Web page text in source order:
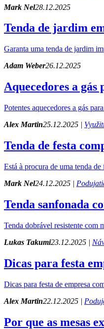
Mark Nel28.12.2025
Tenda de jardim
Garanta uma tenda de jardim
Adam Weber26.12.2025
Aquecedores a gás
Potentes aquecedores a gás
Alex Martin25.12.2025 |
Tenda de festa
Está à procura de uma tenda
Mark Nel24.12.2025 |
Tenda sanfonada
Tenda dobrável resistente com
Lukas Takumi23.12.2025 |
Dicas para festa
Dicas para festa de empresa
Alex Martin22.12.2025 |
Por que as mesas